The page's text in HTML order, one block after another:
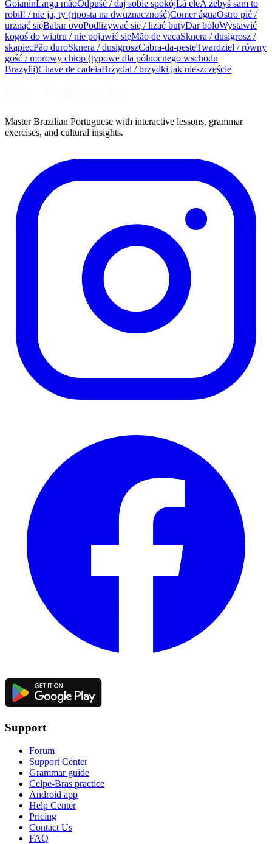
GoianinLarga mãoOdpuść / daj sobie spokójLá eleA żebyś sam to
robił! / nie ja, ty (riposta na dwuznaczność)Comer águaOstro pić /
urżnąć sięBabar ovoPodlizywać się / lizać butyDar boloWystawić
kogoś do wiatru / nie pojawić sięMão de vacaSknera / dusigrosz /
skąpiecPão duroSknera / dusigroszCabra-da-pesteTwardziel / równy
gość / morowy chłop (typowe dla północnego wschodu
Brazylii)Chave de cadeiaBrzydal / brzydki jak nieszczęście
Master Brazilian Portuguese with interactive lessons, grammar
exercises, and cultural insights.
Support
Forum
Support Center
Grammar guide
Celpe-Bras practice
Android app
Help Center
Pricing
Contact Us
FAQ